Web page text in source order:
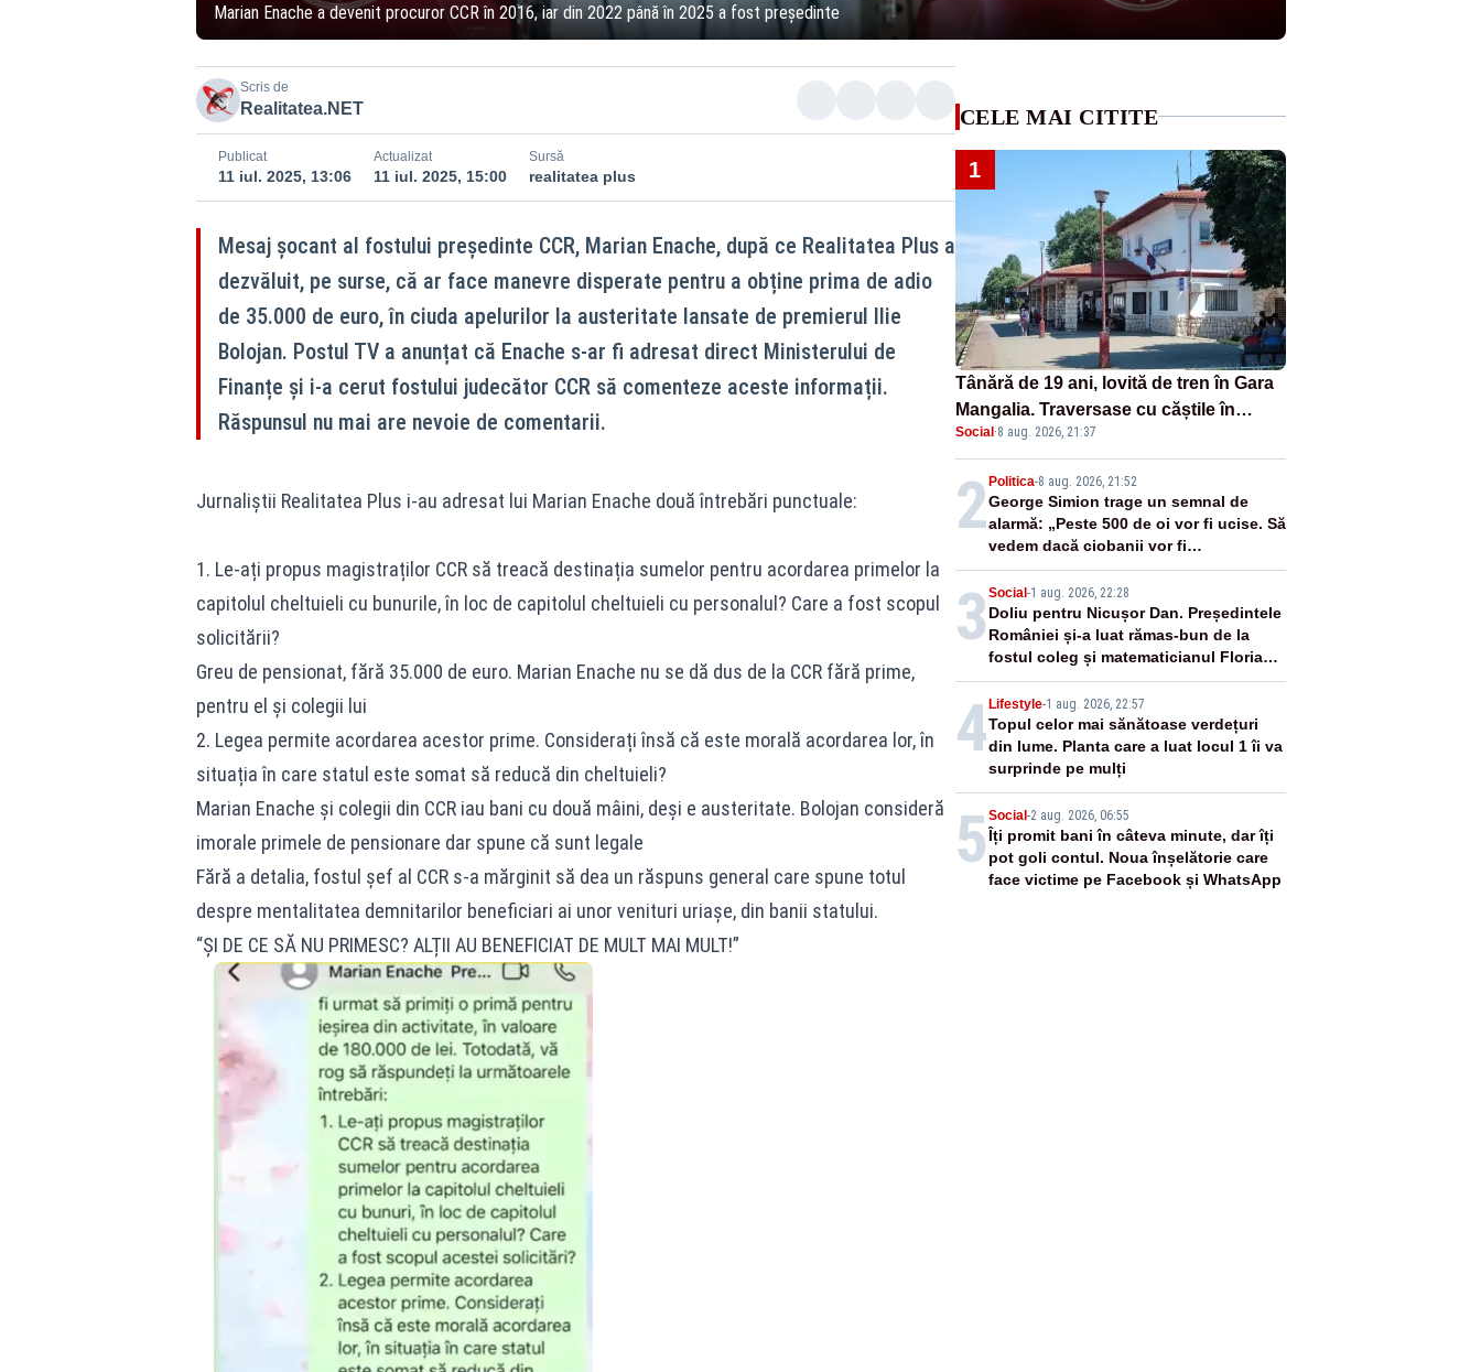
Marian Enache a devenit procuror CCR în 2016, iar din 2022 până în 2025 a fost președinte
Scris de
Realitatea.NET
Publicat
11 iul. 2025, 13:06
Actualizat
11 iul. 2025, 15:00
Sursă
realitatea plus
Mesaj șocant al fostului președinte CCR, Marian Enache, după ce Realitatea Plus a
dezvăluit, pe surse, că ar face manevre disperate pentru a obține prima de adio
de 35.000 de euro, în ciuda apelurilor la austeritate lansate de premierul Ilie
Bolojan. Postul TV a anunțat că Enache s-ar fi adresat direct Ministerului de
Finanțe și i-a cerut fostului judecător CCR să comenteze aceste informații.
Răspunsul nu mai are nevoie de comentarii.
Jurnaliștii Realitatea Plus i-au adresat lui Marian Enache două întrebări punctuale:
1. Le-ați propus magistraților CCR să treacă destinația sumelor pentru acordarea primelor la
capitolul cheltuieli cu bunurile, în loc de capitolul cheltuieli cu personalul? Care a fost scopul
solicitării?
Greu de pensionat, fără 35.000 de euro. Marian Enache nu se dă dus de la CCR fără prime,
pentru el și colegii lui
2. Legea permite acordarea acestor prime. Considerați însă că este morală acordarea lor, în
situația în care statul este somat să reducă din cheltuieli?
Marian Enache și colegii din CCR iau bani cu două mâini, deși e austeritate. Bolojan consideră
imorale primele de pensionare dar spune că sunt legale
Fără a detalia, fostul șef al CCR s-a mărginit să dea un răspuns general care spune totul
despre mentalitatea demnitarilor beneficiari ai unor venituri uriașe, din banii statului.
“ȘI DE CE SĂ NU PRIMESC? ALȚII AU BENEFICIAT DE MULT MAI MULT!”
CELE MAI CITITE
1
Tânără de 19 ani, lovită de tren în Gara
Mangalia. Traversase cu căștile în
urechi liniile printr-un loc nepermis
Social·8 aug. 2026, 21:37
2Politica-8 aug. 2026, 21:52
George Simion trage un semnal de
alarmă: „Peste 500 de oi vor fi ucise. Să
vedem dacă ciobanii vor fi
despăgubiți”
3 Social-1 aug. 2026, 22:28
Doliu pentru Nicușor Dan. Președintele
României și-a luat rămas-bun de la
fostul coleg și matematicianul Florian
Luca
4Lifestyle-1 aug. 2026, 22:57
Topul celor mai sănătoase verdețuri
din lume. Planta care a luat locul 1 îi va
surprinde pe mulți
5 Social-2 aug. 2026, 06:55
Îți promit bani în câteva minute, dar îți
pot goli contul. Noua înșelătorie care
face victime pe Facebook și WhatsApp